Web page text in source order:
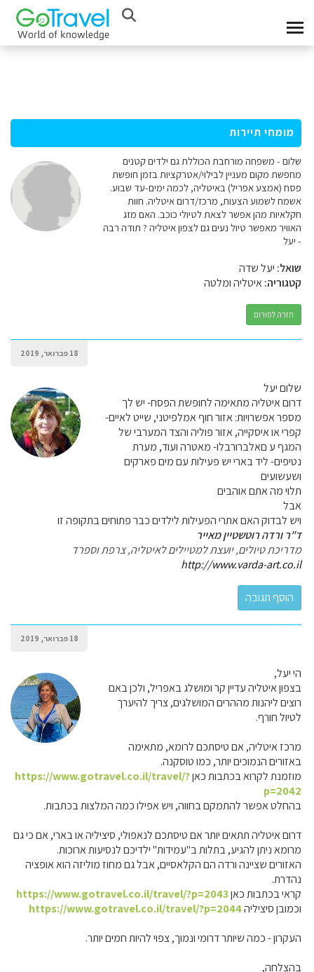
מומחי תיירות
שלום - משפחה מורחבת הכוללת גם ילדים קטנים
מחפשת מקום מעניין לבילוי/אטרקציות בזמן חופשת
פסח (אמצע אפריל) באיטליה, לכמה ימים-עד שבוע.
אשמח לשמוע הצעות, מרכז/דרום איטליה. חוות
חקלאיות מהן אפשר לצאת לטיולי כוכב. האם מזג
האוויר מאפשר טיול נעים גם לצפון איטליה ? תודה רבה
- יעל
שואל: יעל שדה
קטגוריה:איטליה ומלטה
חזרה לפורום
18 פברואר, 2019
שלום יעל
דרום איטליה מתאימה לחופשת הפסח- יש לך
מספר אפשרויות: אזור חוף אמלפיטני, שייט לאיים-
קפרי או איסקייה, אזור פוליה והצד המערבי של
המגף ע םאלברורבלו- מאטרה ועוד, מערת
נטיפים- ליד בארי יש פעילות עם מים פארקים
ושעשועים
תלוי מה אתם אוהבים
אבל
ויש לבדוק האם אתרי הפעילות לילדים כבר פתוחים בתקופה זו
ד"ר ורדה רוטשטיין מאייר
מדריכת טיולים, יועצת למטיילים לאיטליה, צרפת וספרד
http://www.varda-art.co.il
18 פברואר, 2019
הי יעל,
בצפון איטליה עדיין קר ומושלג באפריל, ולכן באם
רוצים ליהנות מההרים המושלגים, צריך להיערך
לטיול חורף.
מרכז איטליה, אם טיסתכם לרומא, מתאימה
באזורים הנמוכים יותר, כמו טוסקנה.
מוזמנת לקרוא בכתבות כאןhttps://www.gotravel.co.il/travel/?
p=2042
בהחלט אפשר להתמקם בחווה, ויש אפילו כמה המלצות בכתבות.
דרום איטליה תתאים יותר אם טיסתכם לנאפולי, סיציליה או בארי, אם כי גם
מרומא ניתן להגיע, בתלות ב"עמידות" ילדיכם לנסיעות ארוכות.
האזורים שציינה ורדה הם הקלאסיים, אבל גם מחוז מוליזה הוא אופציה
נהדרת.
קראי בכתבות כאןhttps://www.gotravel.co.il/travel/?p=2043
וכמובן סיציליהhttps://www.gotravel.co.il/travel/?p=2044
העקרון - כמה שיותר דרומי ונמוך, צפוי להיות חמים יותר.
בהצלחה,